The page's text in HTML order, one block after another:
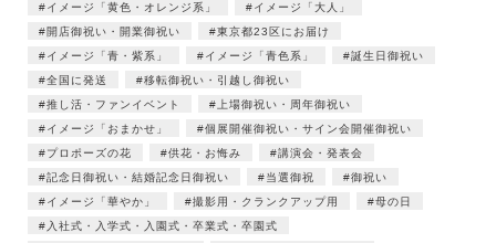
イメージ「黄色・オレンジ系」
イメージ「大人」
開店御祝い・開業御祝い
東京都23区にお届け
イメージ「青・紫系」
イメージ「青色系」
誕生日御祝い
全国に発送
移転御祝い・引越し御祝い
推し活・ファンイベント
上場御祝い・周年御祝い
イメージ「おまかせ」
個展開催御祝い・サイン会開催御祝い
プロポーズの花
供花・お悔み
講演会・発表会
記念日御祝い・結婚記念日御祝い
当選御祝
御祝い
イメージ「華やか」
撮影用・クランクアップ用
母の日
入社式・入学式・入園式・卒業式・卒園式